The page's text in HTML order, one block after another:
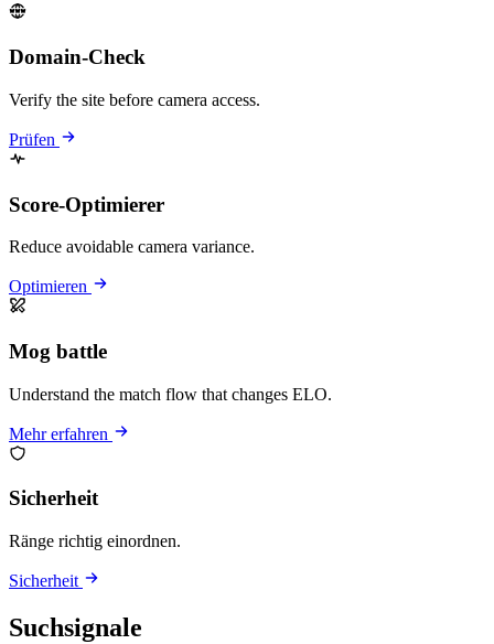
Domain-Check
Verify the site before camera access.
Prüfen
Score-Optimierer
Reduce avoidable camera variance.
Optimieren
Mog battle
Understand the match flow that changes ELO.
Mehr erfahren
Sicherheit
Ränge richtig einordnen.
Sicherheit
Suchsignale